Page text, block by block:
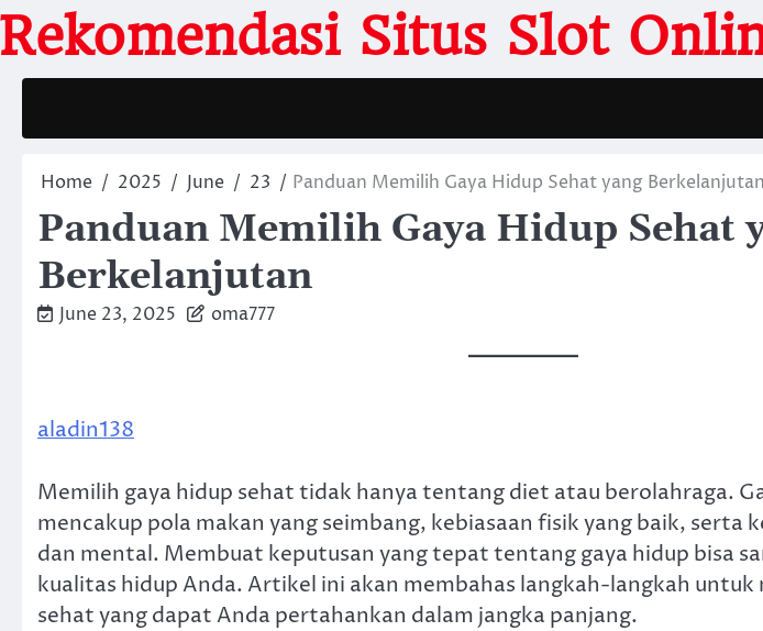
Skip
to
Situs Slot
Home 2025 June 23 Panduan Memilih Gaya Hidup Sehat yang Berkelanjutan
Panduan Memilih Gaya Hidup Sehat
Berkelanjutan
June 23, 2025 oma777
aladin138
Memilih gaya hidup sehat tidak hanya tentang diet atau berolahraga.
mencakup pola makan yang seimbang, kebiasaan fisik yang baik, serta
dan mental. Membuat keputusan yang tepat tentang gaya hidup bisa
kualitas hidup Anda. Artikel ini akan membahas langkah-langkah untuk
sehat yang dapat Anda pertahankan dalam jangka panjang.